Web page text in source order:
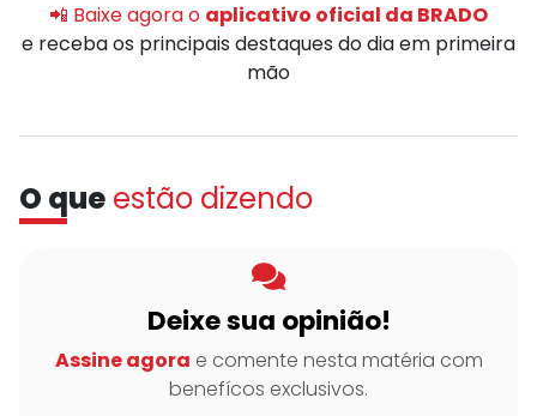
📲 Baixe agora o aplicativo oficial da BRADO
e receba os principais destaques do dia em primeira
mão
O que estão dizendo
Deixe sua opinião!
Assine agora e comente nesta matéria com
benefícos exclusivos.